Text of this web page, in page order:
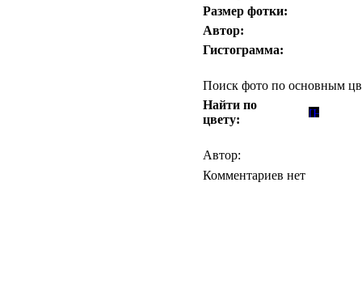
Размер фотки:
Автор:
Гистограмма:
Поиск фото по основным
Найти по
цвету:
Автор:
Комментариев нет